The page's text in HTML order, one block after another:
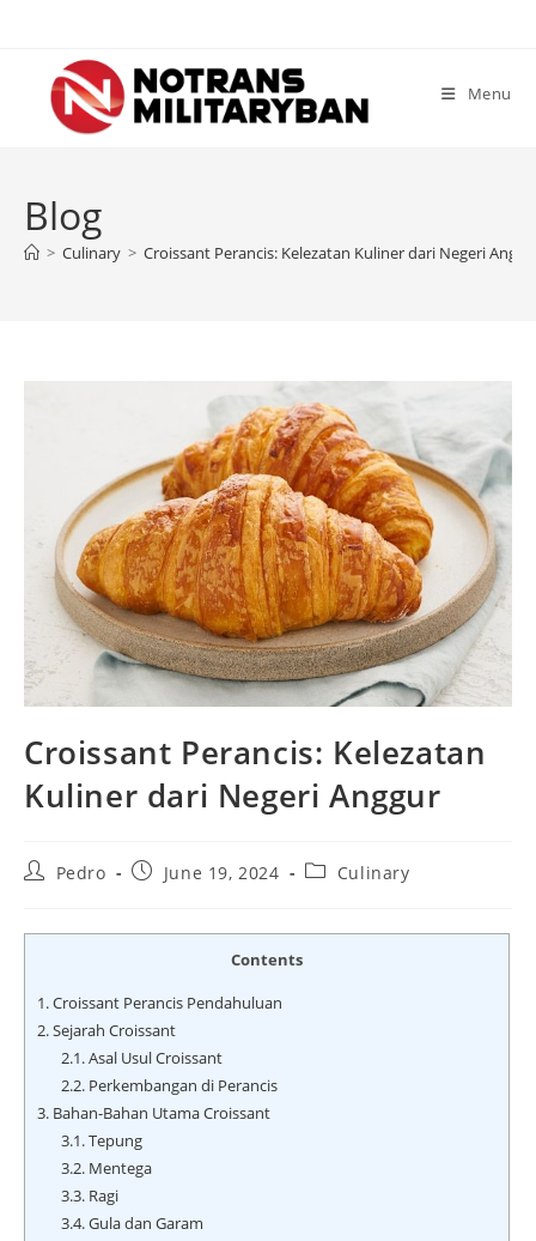
content
Menu
Blog
> Culinary > Croissant Perancis: Kelezatan Kuliner dari Negeri
Croissant Perancis: Kelezatan
Kuliner dari Negeri Anggur
PostPedro
PostJune 19, 2024
PostCulinary
Contents
1.Croissant Perancis Pendahuluan
2.Sejarah Croissant
2.1.Asal Usul Croissant
2.2.Perkembangan di Perancis
3. Bahan-Bahan Utama Croissant
3.1.Tepung
3.2.Mentega
3.3.Ragi
3.4.Gula dan Garam